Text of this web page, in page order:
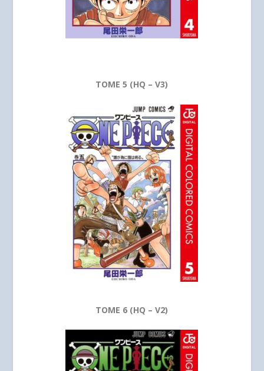
TOME 5 (HQ – V3)
TOME 6 (HQ – V2)